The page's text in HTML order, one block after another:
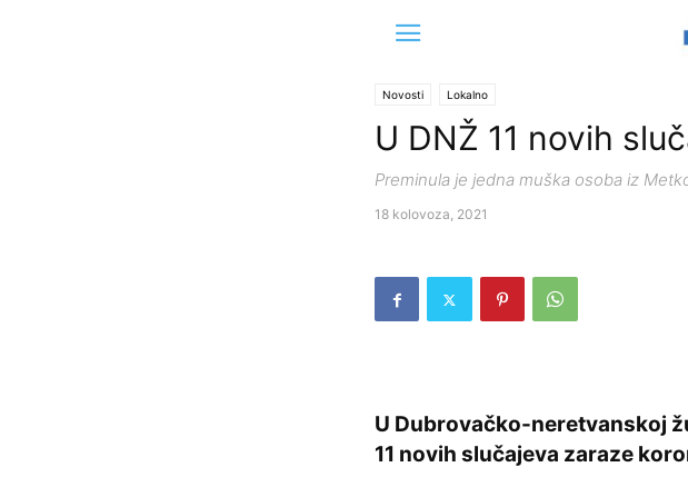
Novosti Lokalno
U DNŽ 11 novih
Preminula je jedna muška osoba iz
18 kolovoza, 2021
U Dubrovačko-neretvanskoj
11 novih slučajeva zaraze